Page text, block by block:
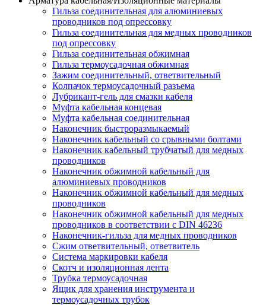
Гильза соединительная для алюминиевых
проводников под опрессовку
Гильза соединительная для медных проводников
под опрессовку
Гильза соединительная обжимная
Гильза термоусадочная обжимная
Зажим соединительный, ответвительный
Колпачок термоусадочный разъема
Лубрикант-гель для смазки кабеля
Муфта кабельная концевая
Муфта кабельная соединительная
Наконечник быстроразмыкаемый
Наконечник кабельный со срывными болтами
Наконечник кабельный трубчатый для медных
проводников
Наконечник обжимной кабельный для
алюминиевых проводников
Наконечник обжимной кабельный для медных
проводников
Наконечник обжимной кабельный для медных
проводников в соответствии с DIN 46236
Наконечник-гильза для медных проводников
Сжим ответвительный, ответвитель
Система маркировки кабеля
Скотч и изоляционная лента
Трубка термоусадочная
Ящик для хранения инструмента и
термоусадочных трубок